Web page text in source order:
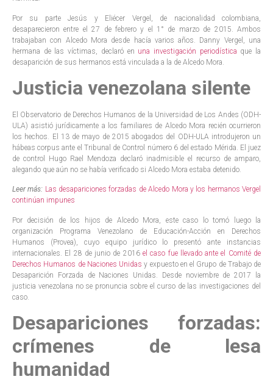
Por su parte Jesús y Eliécer Vergel, de nacionalidad colombiana,
desaparecieron entre el 27 de febrero y el 1° de marzo de 2015. Ambos
trabajaban con Alcedo Mora desde hacía varios años. Danny Vergel, una
hermana de las víctimas, declaró en una investigación periodística que la
desaparición de sus hermanos está vinculada a la de Alcedo Mora.
Justicia venezolana silente
El Observatorio de Derechos Humanos de la Universidad de Los Andes (ODH-
ULA) asistió jurídicamente a los familiares de Alcedo Mora recién ocurrieron
los hechos. El 13 de mayo de 2015 abogados del ODH-ULA introdujeron un
hábeas corpus ante el Tribunal de Control número 6 del estado Mérida. El juez
de control Hugo Rael Mendoza declaró inadmisible el recurso de amparo,
alegando que aún no se había verificado si Alcedo Mora estaba detenido.
Leer más: Las desapariciones forzadas de Alcedo Mora y los hermanos Vergel
continúan impunes
Por decisión de los hijos de Alcedo Mora, este caso lo tomó luego la
organización Programa Venezolano de Educación-Acción en Derechos
Humanos (Provea), cuyo equipo jurídico lo presentó ante instancias
internacionales. El 28 de junio de 2016 el caso fue llevado ante el Comité de
Derechos Humanos de Naciones Unidas y expuesto en el Grupo de Trabajo de
Desaparición Forzada de Naciones Unidas. Desde noviembre de 2017 la
justicia venezolana no se pronuncia sobre el curso de las investigaciones del
caso.
Desapariciones forzadas:
crímenes de lesa
humanidad